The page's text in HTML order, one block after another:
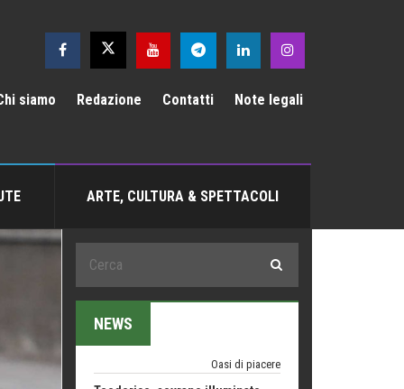
siamo Redazione Contatti Note legali
ARTE, CULTURA & SPETTACOLI
NEWS
1500 anni dalla morte